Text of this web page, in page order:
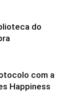
do
com a
Happiness